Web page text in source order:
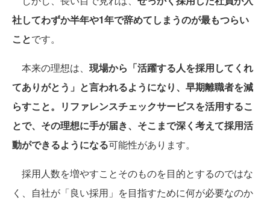
社してわずか半年や1年で辞めてしまうのが最もつらい
ことです。
本来の理想は、 現場から「活躍する人を採用してくれ
てありがとう」と言われるようになり、早期離職者を減
らすこと。リファレンスチェックサービスを活用するこ
とで、その理想に手が届き、そこまで深く考えて採用活
動ができるようになる可能性があります。
採用人数を増やすことそのものを目的とするのではな
く、自社が「良い採用」を目指すために何が必要なのか